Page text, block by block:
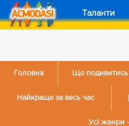
Таланти
Головна Що подивитись
Найкраще за весь час
Усі жанри